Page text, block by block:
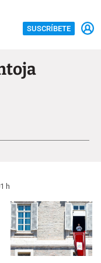
SUSCRÍBETE
h